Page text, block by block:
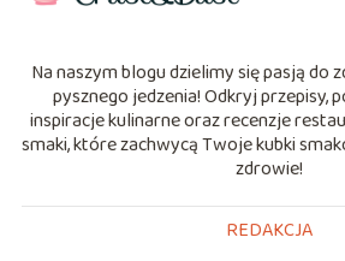
Na naszym blogu dzielimy się pasją do
pysznego jedzenia! Odkryj przepisy,
inspiracje kulinarne oraz recenzje
smaki, które zachwycą Twoje kubki
zdrowie!
REDAKCJA